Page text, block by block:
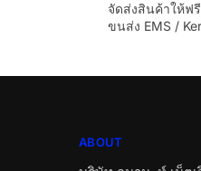
จัดส่งสินค้าให้ฟ
ขนส่ง EMS /
ABOUT